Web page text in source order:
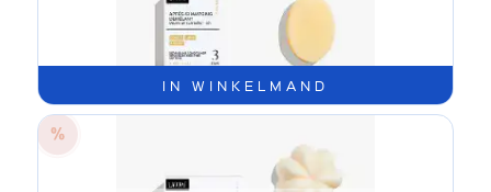
IN WINKELMAND